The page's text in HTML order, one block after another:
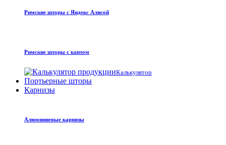
Римские шторы с Яндекс Алисой
Римские шторы с кантом
Калькулятор
Портьерные шторы
Карнизы
Алюминиевые карнизы